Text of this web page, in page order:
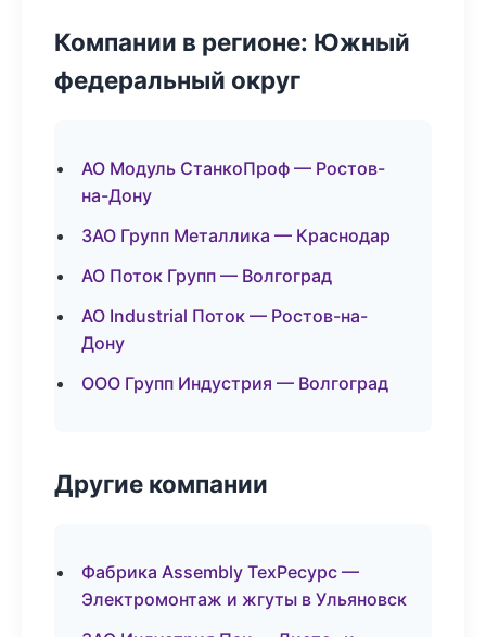
Компании в регионе: Южный
федеральный округ
АО Модуль СтанкоПроф — Ростов-
на-Дону
ЗАО Групп Металлика — Краснодар
АО Поток Групп — Волгоград
АО Industrial Поток — Ростов-на-
Дону
ООО Групп Индустрия — Волгоград
Другие компании
Фабрика Assembly ТехРесурс —
Электромонтаж и жгуты в Ульяновск